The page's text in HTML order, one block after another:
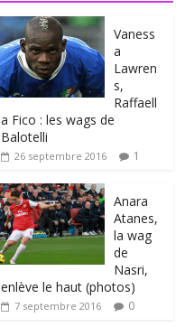
Vaness
a
Lawren
s,
Raffaell
a Fico : les wags de
Balotelli
26 septembre 2016 1
Anara
Atanes,
la wag
de
Nasri,
enlève le haut (photos)
7 septembre 2016 0